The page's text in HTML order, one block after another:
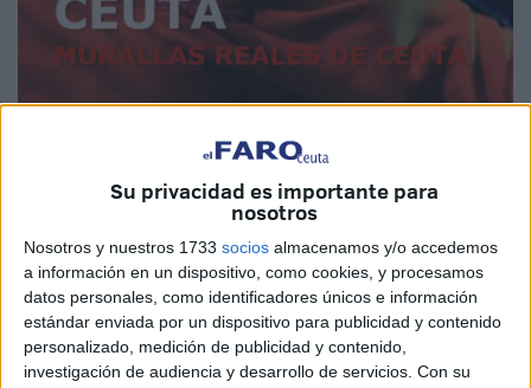
Su privacidad es importante para
nosotros
Nosotros y nuestros 1733 socios almacenamos y/o accedemos
a información en un dispositivo, como cookies, y procesamos
datos personales, como identificadores únicos e información
estándar enviada por un dispositivo para publicidad y contenido
personalizado, medición de publicidad y contenido,
investigación de audiencia y desarrollo de servicios. Con su
El Conjunto Monumental de las Murallas Reales albergará
el 23 de julio a las 20.30 horas el musicalGod Save the